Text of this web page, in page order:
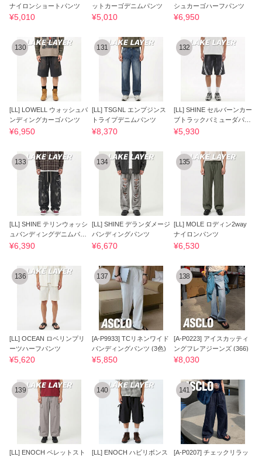
ナイロンショートパンツ
¥5,010
ットカーゴデニムパンツ
¥5,010
シュカーゴハーフパンツ
¥6,950
130
[LL] LOWELL ウォッシュバ
ンディングカーゴパンツ
¥6,950
131
[LL] TSGNL エンプジンス
トライプデニムパンツ
¥8,370
132
[LL] SHINE セルバーンカー
ブトラックバミューダパン
ツ
¥5,930
133
[LL] SHINE テリンウォッシ
ュバンディングデニムパン
ツ
¥6,390
134
[LL] SHINE デランダメージ
バンディングパンツ
¥6,670
135
[LL] MOLE ロディン2way
ナイロンパンツ
¥6,530
136
[LL] OCEAN ロベリンプリ
ーツハーフパンツ
¥5,620
137
[A-P9933] TCリネンワイド
バンディングパンツ (3色)
¥5,850
138
[A-P0223] アイスカッティ
ングフレアジーンズ (366)
¥8,030
139
[LL] ENOCH ペレットスト
140
[LL] ENOCH ハビリボンス
141
[A-P0207] チェックリラッ